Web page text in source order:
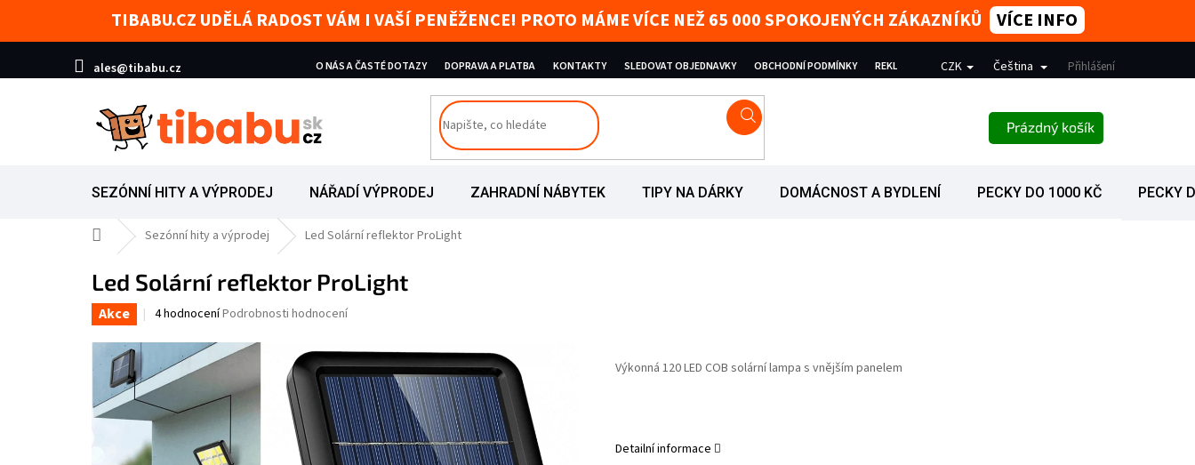
TIBABU.CZ UDĚLÁ RADOST VÁM I VAŠÍ PENĚŽENCE! PROTO MÁME VÍCE NEŽ 65 000 SPOKOJENÝCH ZÁKAZNÍKŮ VÍCE INFO
ales@tibabu.cz O NÁS A ČASTÉ DOTAZY DOPRAVA A PLATBA KONTAKTY SLEDOVAT OBJEDNAVKY OBCHODNÍ PODMÍNKY REKLAMACE PODMÍNKY OCHRANY OSOBNÍCH ÚDAJŮ
CZK Čeština Přihlášení
NÁKUPNÍ KOŠÍK
Prázdný košík
SEZÓNNÍ HITY A VÝPRODEJ NÁŘADÍ VÝPRODEJ ZAHRADNÍ NÁBYTEK TIPY NA DÁRKY DOMÁCNOST A BYDLENÍ PECKY DO 1000 KČ PECKY
Domů Sezónní hity a výprodej Led Solární reflektor ProLight
Led Solární reflektor ProLight
Akce Průměrné hodnocení produktu je 4,8 z 5 hvězdiček.
4 hodnoceníPodrobnosti hodnocení
Výkonná 120 LED COB solární lampa s vnějším panelem
Detailní informace